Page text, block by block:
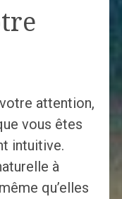
attention,
vous êtes
intuitive.
à
qu’elles